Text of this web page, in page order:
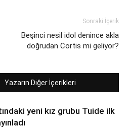
Sonraki İçerik
Beşinci nesil idol denince akla
doğrudan Cortis mi geliyor?
Yazarın Diğer İçerikleri
yeni kız grubu Tuide ilk